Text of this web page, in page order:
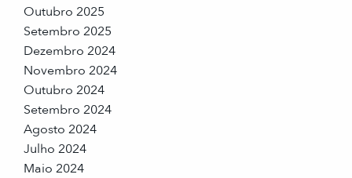
Outubro 2025
Setembro 2025
Dezembro 2024
Novembro 2024
Outubro 2024
Setembro 2024
Agosto 2024
Julho 2024
Maio 2024